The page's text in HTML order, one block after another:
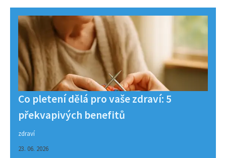
Co pletení dělá pro vaše zdraví: 5
překvapivých benefitů
zdraví
23. 06. 2026